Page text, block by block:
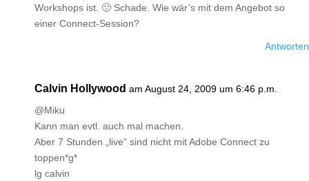
Workshops ist. 🙁 Schade. Wie wär’s mit dem Angebot so
einer Connect-Session?
Antworten
Calvin Hollywood am August 24, 2009 um 6:46 p.m.
@Miku
Kann man evtl. auch mal machen.
Aber 7 Stunden „live“ sind nicht mit Adobe Connect zu
toppen*g*
lg calvin